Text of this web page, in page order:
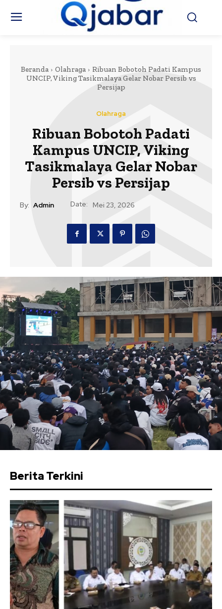
Beranda Olahraga
Ribuan Bobotoh Padati Kampus
UNCIP, Viking Tasikmalaya Gelar Nobar Persib vs
Persijap
Olahraga
Ribuan Bobotoh Padati
Kampus UNCIP, Viking
Tasikmalaya Gelar Nobar
Persib vs Persijap
By: Admin Date: Mei 23, 2026
Berita Terkini